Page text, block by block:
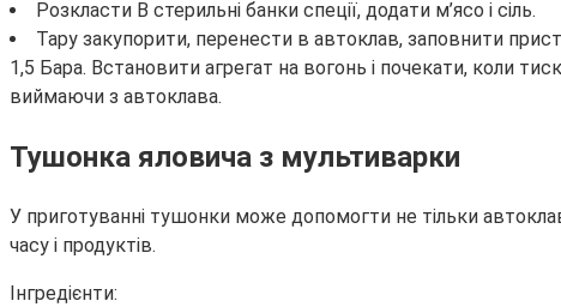
Розкласти В стерильні банки спеції, додати м’ясо і сіль.
Тару закупорити, перенести в автоклав, заповнити
1,5 Бара. Встановити агрегат на вогонь і почекати, коли
виймаючи з автоклава.
Тушонка яловича з мультиварки
У приготуванні тушонки може допомогти не тільки
часу і продуктів.
Інгредієнти: